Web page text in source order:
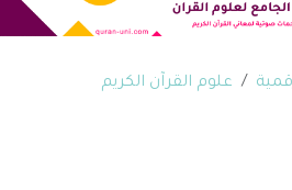
علوم القرآن الكريم